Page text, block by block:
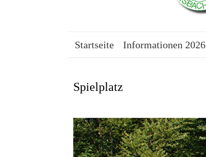
Startseite Informationen 2026
Spielplatz